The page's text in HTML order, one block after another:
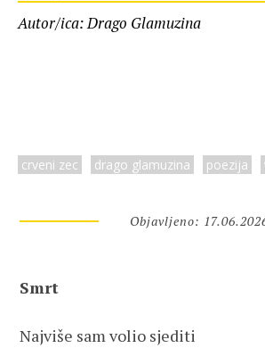
Autor/ica: Drago Glamuzina
crveni zec drago glamuzina poezija
Objavljeno:
Smrt
Najviše sam volio sjediti